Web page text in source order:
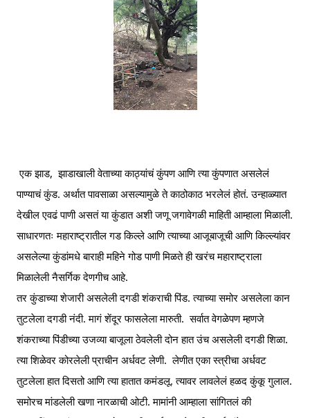
एक झाड,  झाडाखाली वेताच्या काठ्यांचं कुंपण आणि त्या कुंपणात असलेलं
पाण्याचं कुंड. अर्थात पावसाळा असल्यामुळे ते काठोकाठ भरलेलं होतं. उन्हाळ्यात
देखील एवढं पाणी असतं या कुंडात अशी जणू जगावेगळी माहिती आम्हाला मिळाली.
साधारणतः महाराष्ट्रातील गड किल्ले आणि त्याच्या आजूबाजूची आणि किल्ल्यांवर
असलेल्या कुंडांमधे बाराही महिने गोड पाणी मिळते ही खरंच महाराष्ट्राला
मिळालेली नैसर्गिक देणगीच आहे.
तर कुंडाच्या शेजारी असलेली दगडी शंकराची पिंड. त्याच्या समोर असलेला कान
तुटलेला दगडी नंदी. मागं शेंदूर फासलेला मारुती.  सर्वात वेगळेपण म्हणजे
शंकराच्या पिंडीच्या उजव्या बाजूला ठेवलेली दोन हात उंच असलेली दगडी शिळा.
त्या शिळेवर कोरलेली प्राचीन अर्धवट लेणी.  लेणीत एका स्त्रीचा अर्धवट
तुटलेला हात दिसतो आणि त्या हातात कमंडलू. त्यावर लावलेलं हळद कुंकू गुलाल.
समोरच मांडलेली खणा नारळाची ओटी. मामांनी आम्हाला सांगितलं की